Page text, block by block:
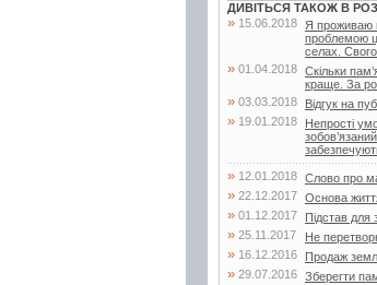
ДИВІТЬСЯ ТАКОЖ В
» 15.06.2018
Я проживаю в
проблемою
селах. Свого
» 01.04.2018 Скільки
краще. За
» 03.03.2018 Відгук на
» 19.01.2018
Непрості
» 12.01.2018 Слово про
» 22.12.2017 Основа
» 01.12.2017 Підстав для
» 25.11.2017 Не
» 16.12.2016 Продаж
» 29.07.2016 Зберегти